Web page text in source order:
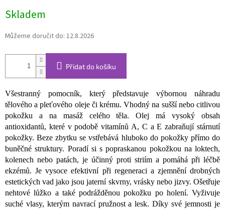
cena:
Skladem
Můžeme doručit do: 12.8.2026
Přidat do košíku
Všestranný pomocník, který představuje výbornou náhradu
tělového a pleťového oleje či krému. Vhodný na sušší nebo citlivou
pokožku a na masáž celého těla. Olej má vysoký obsah
antioxidantů, které v podobě vitamínů A, C a E zabraňují stárnutí
pokožky. Beze zbytku se vstřebává hluboko do pokožky přímo do
buněčné struktury. Poradí si s popraskanou pokožkou na loktech,
kolenech nebo patách, je účinný proti striím a pomáhá při léčbě
ekzémů. Je vysoce efektivní při regeneraci a zjemnění drobných
estetických vad jako jsou jaterní skvrny, vrásky nebo jizvy. Ošetřuje
nehtové lůžko a také podrážděnou pokožku po holení. Vyživuje
suché vlasy, kterým navrací pružnost a lesk. Díky své jemnosti je